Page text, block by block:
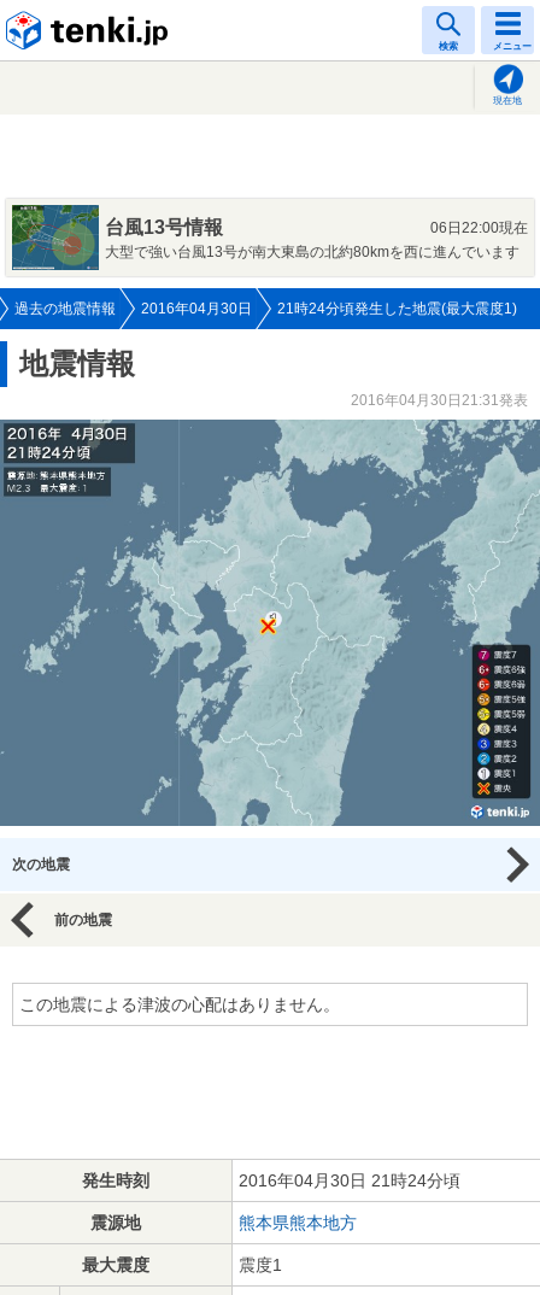
検索 メニュー
現在地
台風13号情報
06日22:00現在
大型で強い台風13号が南大東島の北約80kmを西に進んでいます
過去の地震情報 2016年04月30日 21時24分頃発生した地震(最大震度1)
地震情報
2016年04月30日21:31発表
次の地震
前の地震
この地震による津波の心配はありません。
発生時刻 2016年04月30日 21時24分頃
震源地 熊本県熊本地方
最大震度 震度1